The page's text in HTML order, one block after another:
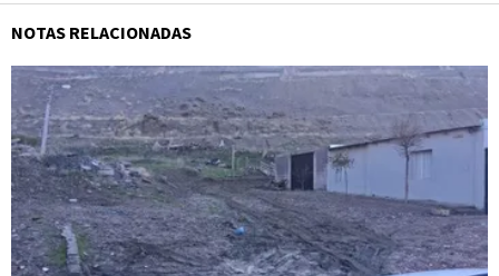
NOTAS RELACIONADAS